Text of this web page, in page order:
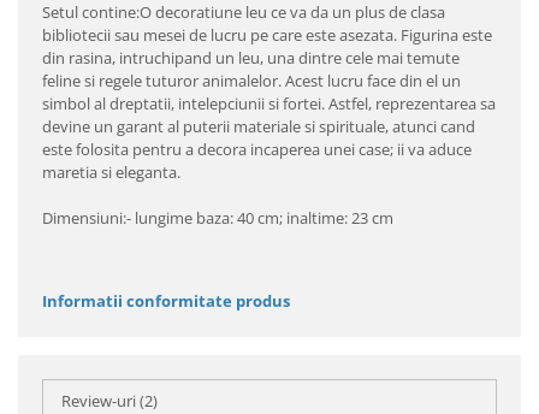
Setul contine:O decoratiune leu ce va da un plus de clasa
bibliotecii sau mesei de lucru pe care este asezata. Figurina este
din rasina, intruchipand un leu, una dintre cele mai temute
feline si regele tuturor animalelor. Acest lucru face din el un
simbol al dreptatii, intelepciunii si fortei. Astfel, reprezentarea sa
devine un garant al puterii materiale si spirituale, atunci cand
este folosita pentru a decora incaperea unei case; ii va aduce
maretia si eleganta.
Dimensiuni:- lungime baza: 40 cm; inaltime: 23 cm
Informatii conformitate produs
Review-uri(2)